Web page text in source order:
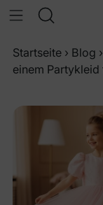
Startseite › Blog ›
einem